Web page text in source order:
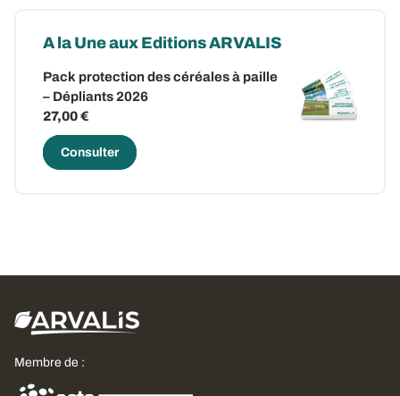
A la Une aux Editions ARVALIS
Pack protection des céréales à paille
– Dépliants 2026
27,00 €
Consulter
Membre de :